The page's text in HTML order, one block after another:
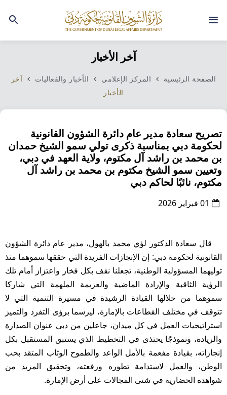
آخر الأخبار
الصفحة الرئيسية المركز الإعلامي الأخبار والفعاليات
آخر
الأخبار
تصريح سعادة مدير عام دائرة الشؤون القانونية
لحكومة دبي بمناسبة ذكرى تولي سمو الشيخ حمدان
بن محمد بن راشد آل مكتوم، ولاية العهد في دبي،
وتعيين سمو الشيخ مكتوم بن محمد بن راشد آل
مكتوم، نائبًا لحاكم دبي
01 فبراير 2026
قال سعادة الدكتور لؤي محمد بالهول، مدير عام دائرة الشؤون
القانونية لحكومة دبي: إن الإنجازات الفريدة التي حققها سموهما منذ
توليهما المسؤولية الوطنية، تجعلنا نقف بكل فخار واعتزاز أمام تلك
الرؤية الثاقبة والإرادة الماضية والعزيمة الملهمة التي شاركا
سموهما من خلالها القيادة الرشيدة في مسيرة التنمية التي لا
تتوقف في مختلف القطاعات بالإمارة، ليرسما برؤى التفرد والتميز
استراتيجيات العمل في كل ميدان، جاعلين من دبي عنوان الصدارة
والريادة، ونموذجًا يحتذى في التخطيط الذي يستبق المستقبل بكل
إنجازاته، بقيادة مفعمة بالأمل الواعد والطموح الوثاب المتقد بحب
الوطن، والعمل لاستدامة تطوره ورفعته، وتحقيق المزيد من
شواهده الحضارية في شتى المجالات على أرض الإمارة.